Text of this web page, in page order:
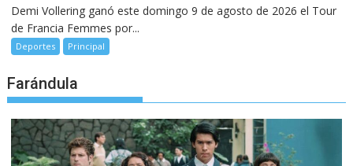
Demi Vollering ganó este domingo 9 de agosto de 2026 el Tour
de Francia Femmes por...
Deportes Principal
Farándula